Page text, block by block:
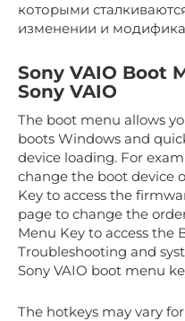
которыми
изменении и
Sony VAIO Boot
Sony VAIO
The boot menu allows
boots Windows and
device loading. For
change the boot device
Key to access the
page to change the
Menu Key to access the
Troubleshooting and
Sony VAIO boot menu
The hotkeys may vary